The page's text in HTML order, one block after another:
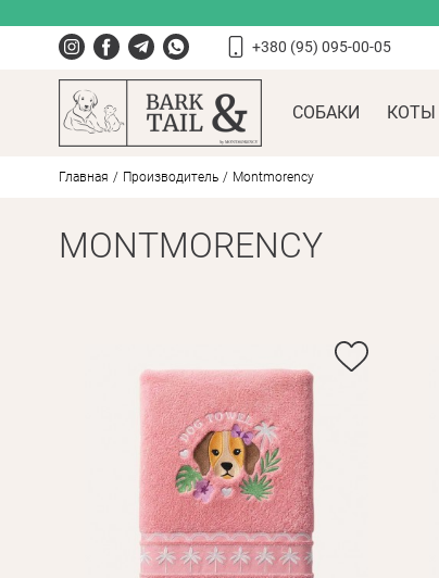
+380 (95) 095-00-05
СОБАКИ КОТЫ
Главная Производитель Montmorency
MONTMORENCY